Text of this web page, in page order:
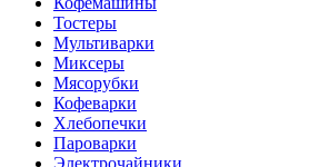
Тостеры
Мультиварки
Миксеры
Мясорубки
Кофеварки
Хлебопечки
Пароварки
Электрочайники